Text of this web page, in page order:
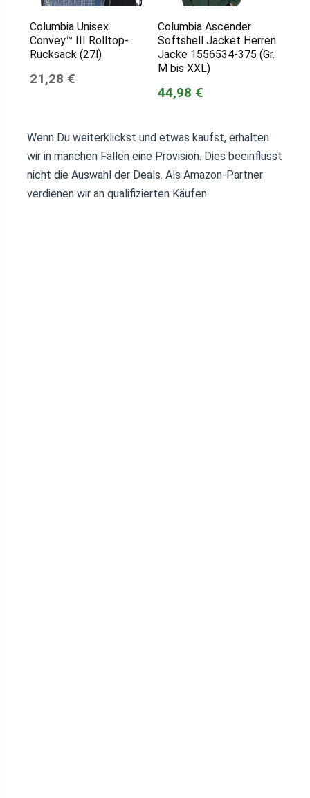
Columbia Unisex
Convey™ III Rolltop-
Rucksack (27l)
21,28 €
Columbia Ascender
Softshell Jacket Herren
Jacke 1556534-375 (Gr.
M bis XXL)
44,98 €
Wenn Du weiterklickst und etwas kaufst, erhalten
wir in manchen Fällen eine Provision. Dies beeinflusst
nicht die Auswahl der Deals. Als Amazon-Partner
verdienen wir an qualifizierten Käufen.